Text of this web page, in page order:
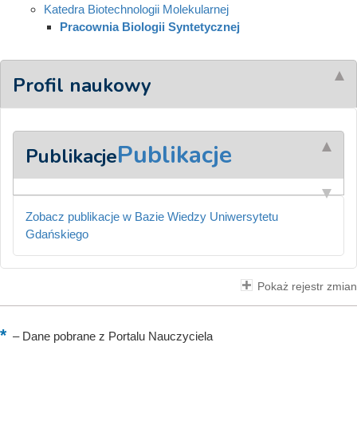
Katedra Biotechnologii Molekularnej
Pracownia Biologii Syntetycznej
Profil naukowy
PublikacjePublikacje
Zobacz publikacje w Bazie Wiedzy Uniwersytetu
Gdańskiego
Pokaż rejestr zmian
–Dane pobrane z Portalu Nauczyciela